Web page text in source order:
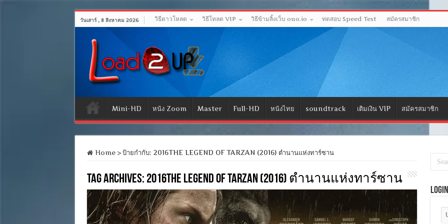
วันเสาร์ , 8 สิงหาคม 2026 วิธีดาวโหลด วิธีโหลด VIP วิธีข้ามลิ้งเว็บ ouo.io ทดสอบ Speed Test สมัครสมาชิก
Mini-HD หนัง Zoom Master Full-HD หนังไทย soundtrack เติมเงิน VIP สมัครสมาชิก
Home > ป้ายกำกับ: 2016THE LEGEND OF TARZAN (2016) ตำนานแห่งทาร์ซาน
Tag Archives: 2016THE LEGEND OF TARZAN (2016) ตำนานแห่งทาร์ซาน
Login